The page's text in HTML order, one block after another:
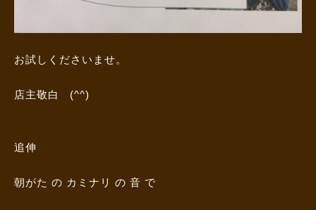
お試しくださいませ。
店主敬白 (^^)
追伸
朝がた の カミナリ の 音 で